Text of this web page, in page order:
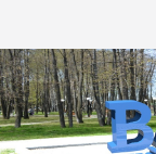
к
содержимому